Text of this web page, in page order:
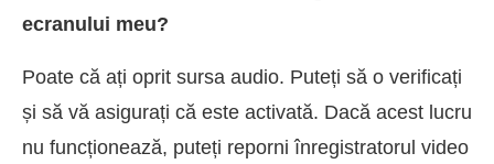
ecranului meu?
Poate că ați oprit sursa audio. Puteți să o verificați
și să vă asigurați că este activată. Dacă acest lucru
nu funcționează, puteți reporni înregistratorul video